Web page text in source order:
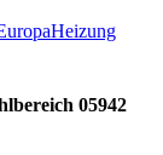
05942